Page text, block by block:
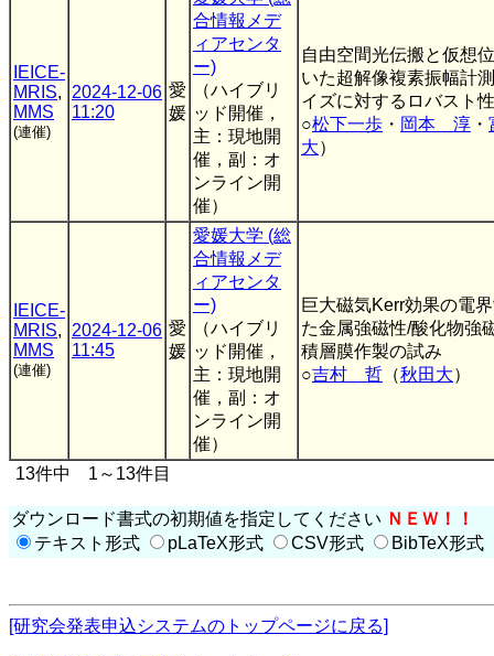
IEICE-
MRIS,
MMS
(連催)
2024-12-06
11:20
愛
媛
合情報メデ
ィアセンタ
ー)
（ハイブリ
ッド開催，
主：現地開
催，副：オ
ンライン開
催）
自由空間光伝搬と仮想
いた超解像複素振幅計
イズに対するロバスト
○松下一歩 ・ 岡本 淳 ・
大）
IEICE-
MRIS,
MMS
(連催)
2024-12-06
11:45
愛
媛
愛媛大学 (総
合情報メデ
ィアセンタ
ー)
（ハイブリ
ッド開催，
主：現地開
催，副：オ
ンライン開
催）
巨大磁気Kerr効果の電
た金属強磁性/酸化物強
積層膜作製の試み
○吉村 哲 （秋田大）
13件中 1～13件目
ダウンロード書式の初期値を指定してください ＮＥＷ！！
テキスト形式
pLaTeX形式 CSV形式 BibTeX形式
[研究会発表申込システムのトップページに戻る]